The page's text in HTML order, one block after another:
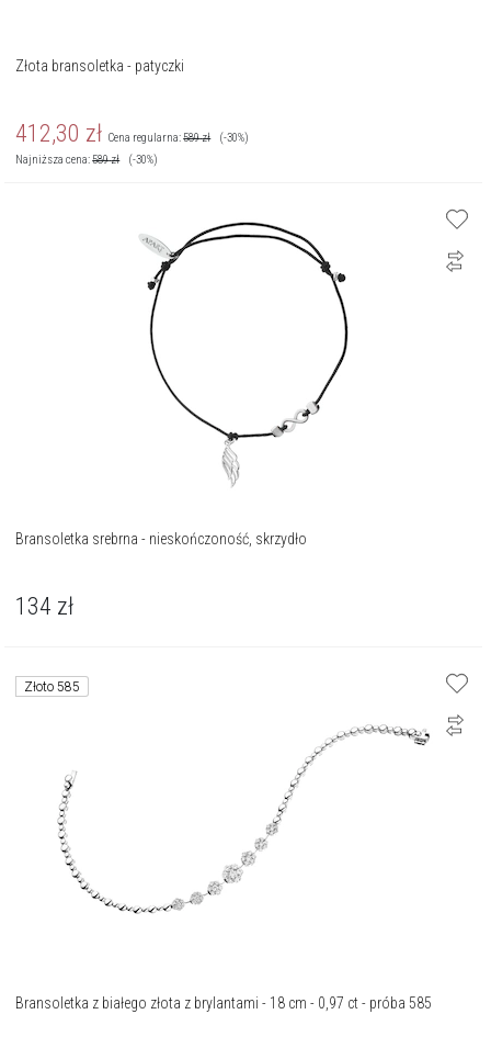
Złota bransoletka - patyczki
412,30 zł Cena regularna:589zł
(-30%)
Najniższa cena:589zł (-30%)
Bransoletka srebrna - nieskończoność, skrzydło
134 zł
Złoto 585
Bransoletka z białego złota z brylantami - 18 cm - 0,97 ct - próba 585